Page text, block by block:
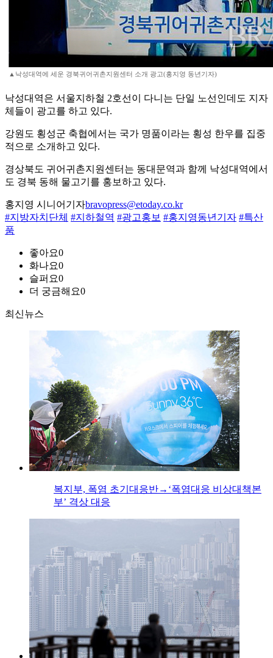
▲낙성대역에 세운 경북귀어귀촌지원센터 소개 광고(홍지영 동년기자)
낙성대역은 서울지하철 2호선이 다니는 단일 노선인데도 지자
체들이 광고를 하고 있다.
강원도 횡성군 축협에서는 국가 명품이라는 횡성 한우를 집중
적으로 소개하고 있다.
경상북도 귀어귀촌지원센터는 동대문역과 함께 낙성대역에서
도 경북 동해 물고기를 홍보하고 있다.
홍지영 시니어기자bravopress@etoday.co.kr
#지방자치단체 #지하철역 #광고홍보 #홍지영동년기자 #특산
품
좋아요0
화나요0
슬퍼요0
더 궁금해요0
최신뉴스
복지부, 폭염 초기대응반→‘폭염대응 비상대책본
부’ 격상 대응